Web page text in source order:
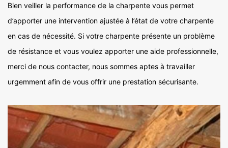
Bien veiller la performance de la charpente vous permet
d’apporter une intervention ajustée à l’état de votre charpente
en cas de nécessité. Si votre charpente présente un problème
de résistance et vous voulez apporter une aide professionnelle,
merci de nous contacter, nous sommes aptes à travailler
urgemment afin de vous offrir une prestation sécurisante.